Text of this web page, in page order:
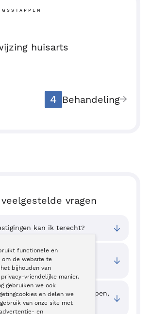
functionele en
om de website te
bijhouden van
vriendelijke manier.
gebruiken we ook
en delen we
van onze site met
en
huisarts
4 Behandeling
vragen
kan ik terecht?
van deze
iets diep in hun neus stoppen,
om te doen?